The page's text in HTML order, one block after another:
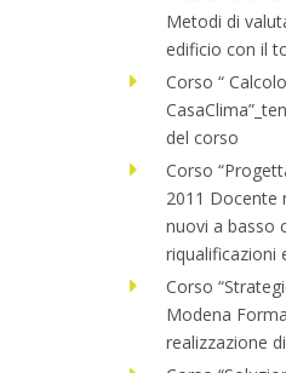
Metodi di
edificio con il
Corso “
del corso
Corso
2011 Docente
nuovi a basso
riqualificazioni
Corso
Modena
realizzazione